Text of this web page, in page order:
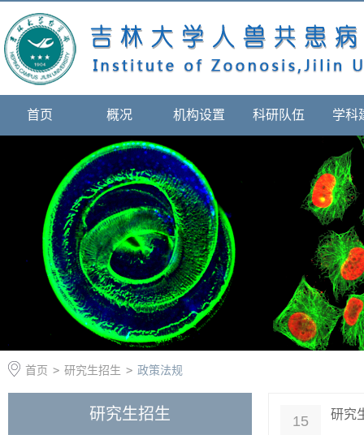
首页 概况 机构设置 科研队伍 学科
首页 > 研究生招生 > 政策法规
研究生招生 15 研究